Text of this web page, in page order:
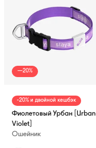
—20%
-20% и двойной кешбэк
Фиолетовый Урбан [Urban
Violet]
Ошейник